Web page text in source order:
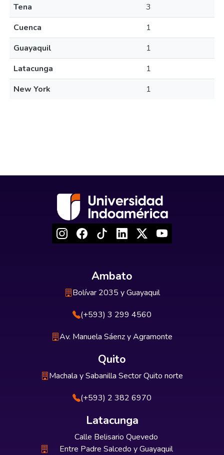
Tena
3
Cuenca
1
Guayaquil
1
Latacunga
1
New York
1
Ambato
Bolívar 2035 y Guayaquil
(+593) 3 299 4560
Av. Manuela Sáenz y Agramonte
Quito
Machala y Sabanilla Sector Quito norte
(+593) 2 382 6970
Latacunga
Calle Belisario Quevedo
Entre Padre Salcedo y Guayaquil